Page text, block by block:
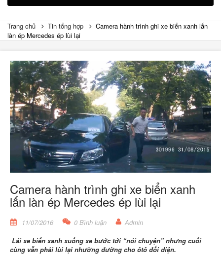
Trang chủ Tin tổng hợp
Camera hành trình ghi xe biển xanh lấn
làn ép Mercedes ép lùi lại
Camera hành trình ghi xe biển xanh
lấn làn ép Mercedes ép lùi lại
11/07/2016 0 Bình luận
Admin
Lái xe biển xanh xuống xe bước tới “nói chuyện” nhưng cuối
cùng vẫn phải lùi lại nhường đường cho ôtô đối diện.